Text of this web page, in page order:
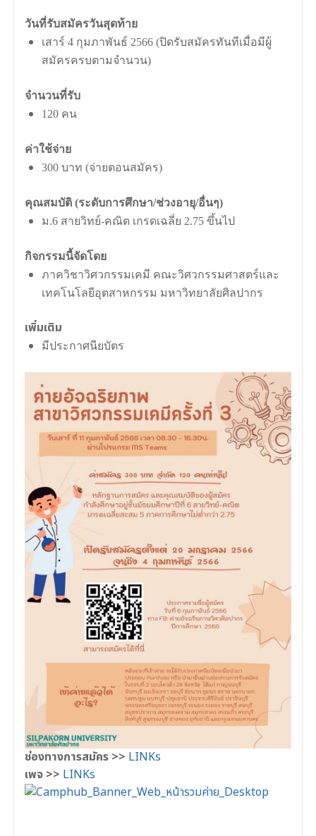
วันที่รับสมัครวันสุดท้าย
เสาร์ 4 กุมภาพันธ์ 2566 (ปิดรับสมัครทันทีเมื่อมีผู้
สมัครครบตามจำนวน)
จำนวนที่รับ
120 คน
ค่าใช้จ่าย
300 บาท (จ่ายตอนสมัคร)
คุณสมบัติ (ระดับการศึกษา/ช่วงอายุ/อื่นๆ)
ม.6 สายวิทย์-คณิต เกรดเฉลี่ย 2.75 ขึ้นไป
กิจกรรมนี้จัดโดย
ภาควิชาวิศวกรรมเคมี คณะวิศวกรรมศาสตร์และ
เทคโนโลยีอุตสาหกรรม มหาวิทยาลัยศิลปากร
เพิ่มเติม
มีประกาศนียบัตร
ช่องทางการสมัคร >> LINKs
เพจ >> LINKs